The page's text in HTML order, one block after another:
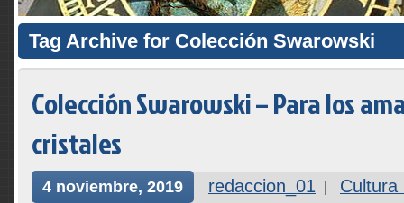
Tag Archive for Colección Swarowski
Colección Swarowski – Para los
cristales
4 noviembre, 2019 redaccion_01 Cultura